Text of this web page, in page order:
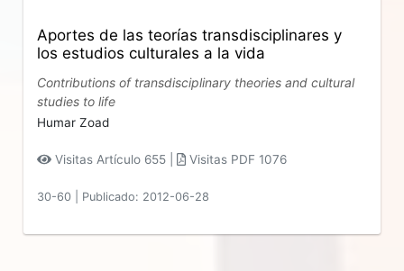
Aportes de las teorías transdisciplinares y
los estudios culturales a la vida
Contributions of transdisciplinary theories and cultural
studies to life
Humar Zoad
Visitas Artículo 655 | Visitas PDF 1076
30-60 Publicado: 2012-06-28